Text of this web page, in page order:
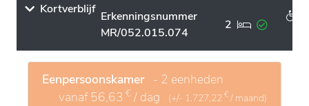
Kortverblijf Erkenningsnummer
MR/052.015.074
2
Eenpersoonskamer - 2 eenheden
vanaf 56,63 € / dag (+/- 1.727,22 € / maand)